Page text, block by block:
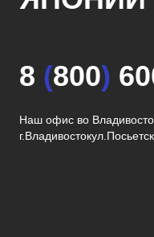
8 (800)
Наш офис во
г.Владивосток